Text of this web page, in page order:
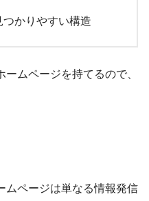
つかりやすい構造
ムページを持てるので、
ムページは単なる情報発信